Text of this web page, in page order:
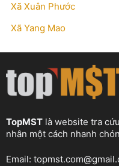
Xã Xuân Phước
Xã Yang Mao
TopMST là website tra
nhân một cách nhanh
Email: